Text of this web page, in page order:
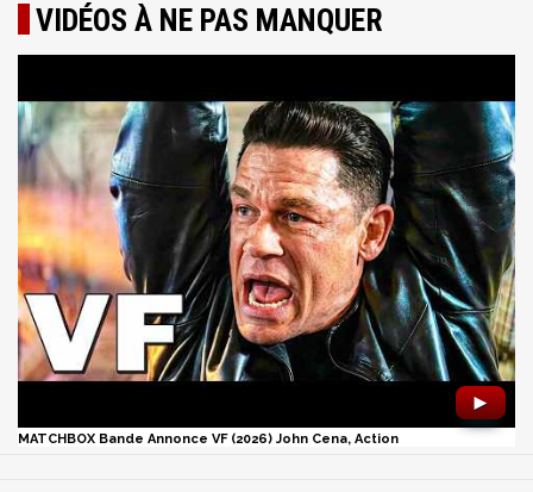
VIDÉOS À NE PAS MANQUER
►
MATCHBOX Bande Annonce VF (2026) John Cena, Action